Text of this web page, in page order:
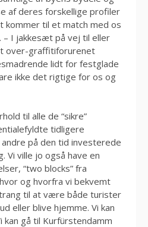
af deres forskellige profiler
kommer til et match med os
I jakkesæt på vej til eller
over-graffitiforurenet
lidt for festglade
ikke det rigtige for os og
til alle de “sikre”
tidligere
på den tid investerede
Vi ville jo også have en
“two blocks” fra
og hvorfra vi bekvemt
til at være både turister
eller blive hjemme. Vi kan
kan gå til Kurfürstendamm